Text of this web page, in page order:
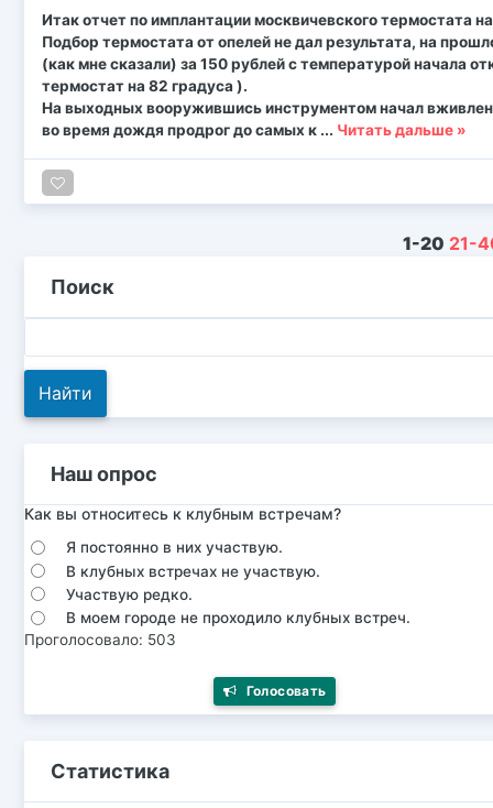
Итак отчет по имплантации москвичевского термостата на
Подбор термостата от опелей не дал результата, на
(как мне сказали) за 150 рублей с температурой начала
термостат на 82 градуса ).
На выходных вооружившись инструментом начал
во время дождя продрог до самых к ... Читать дальше »
1-20 21-
Поиск
Наш опрос
Как вы относитесь к клубным встречам?
Я постоянно в них участвую.
В клубных встречах не участвую.
Участвую редко.
В моем городе не проходило клубных встреч.
Проголосовало: 503
Голосовать
Статистика